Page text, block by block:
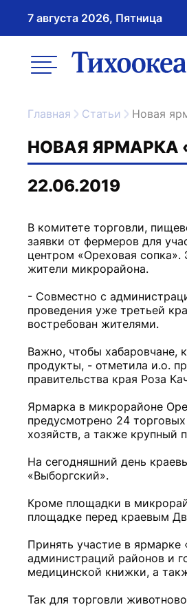
7 августа 2026, Пятница
меню
Главная Статьи Новая
НОВАЯ ЯРМАРКА
22.06.2019
В комитете торговли,
заявки от фермеров для
центром «Ореховая
жители микрорайона.
- Совместно с
проведения уже третьей
востребован жителями.
Важно, чтобы хабаровчане,
продукты, - отметила и.о.
правительства края Роза
Ярмарка в микрорайоне
предусмотрено 24
хозяйств, а также крупный
На сегодняшний день
«Выборгский».
Кроме площадки в
площадке перед краевым
Принять участие в
администраций районов и
медицинской книжки, а
Так для торговли